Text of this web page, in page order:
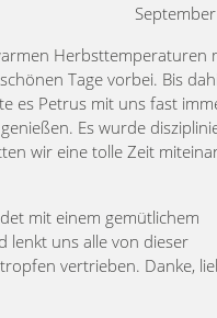
Herbsttemperaturen
Tage vorbei. Bis
es Petrus mit uns fast
Es wurde
wir eine tolle Zeit
mit einem gemütlichem
lenkt uns alle von dieser
vertrieben. Danke,